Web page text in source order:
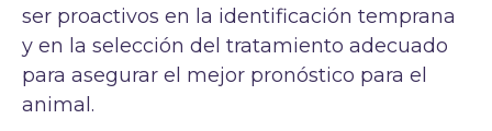
ser proactivos en la identificación temprana
y en la selección del tratamiento adecuado
para asegurar el mejor pronóstico para el
animal.